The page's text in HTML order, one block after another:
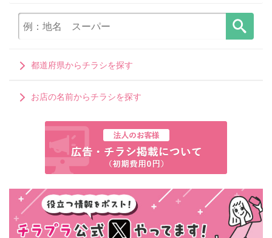
都道府県からチラシを探す
お店の名前からチラシを探す